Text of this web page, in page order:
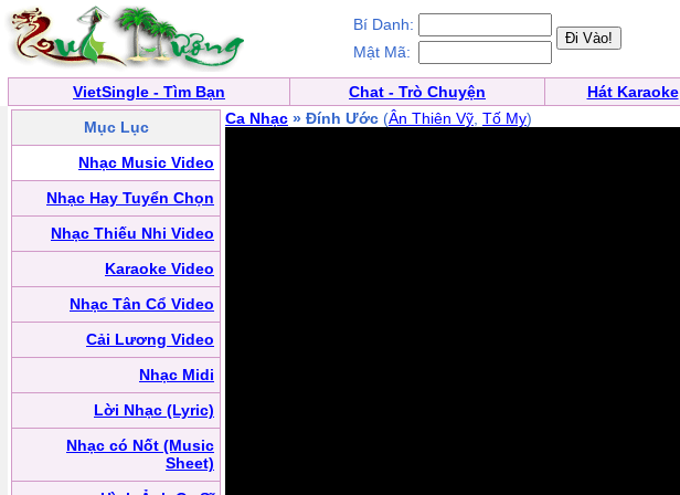
Bí Danh:
Mật Mã:
VietSingle - Tìm Bạn Chat - Trò Chuyện Hát Karaoke
Mục Lục
Nhạc Music Video
Nhạc Hay Tuyển Chọn
Nhạc Thiếu Nhi Video
Karaoke Video
Nhạc Tân Cổ Video
Cải Lương Video
Nhạc Midi
Lời Nhạc (Lyric)
Nhạc có Nốt (Music
Sheet)
Ca Nhạc » Đính Ước (Ân Thiên Vỹ Tố My)